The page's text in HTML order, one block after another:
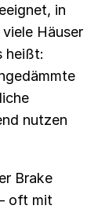
in
Häuser
heißt:
nutzen
Brake
oft mit